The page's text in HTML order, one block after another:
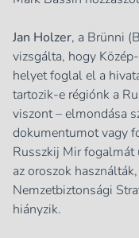
Jan Holzer, a Brünni
vizsgálta, hogy
helyet foglal el a
tartozik-e régiónk a
viszont – elmondása
dokumentumot vagy
Russzkij Mir fogalmát
az oroszok
Nemzetbiztonsági
hiányzik.